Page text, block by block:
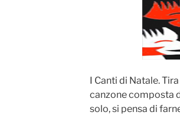
I Canti di Natale.
canzone composta
solo, si pensa di